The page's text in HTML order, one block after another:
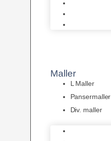
Maller
L Maller
Pansermaller
Div. maller